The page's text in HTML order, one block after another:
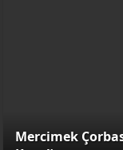
Mercimek